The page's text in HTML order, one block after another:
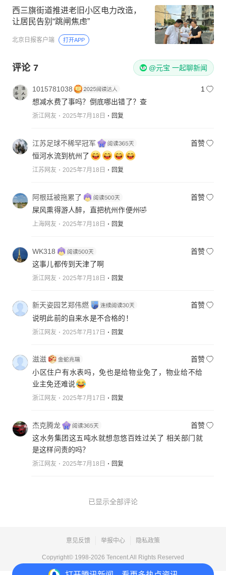
西三旗街道推进老旧小区电力改造，
让居民告别“跳闸焦虑”
北京日报客户端 打开APP
评论 7 @元宝 一起聊新闻
1015781038
1
想减水费了事吗？倒底哪出错了？查
浙江网友 2025年7月18日 回复
江苏足球不稀罕冠军
首赞
恒河水流到杭州了
江苏网友 2025年7月18日 回复
阿根廷被拖累了
首赞
屎风熏得游人醉，直把杭州作便州🤣
上海网友 2025年7月18日 回复
WK318
首赞
这事儿都传到天津了啊
浙江网友 2025年7月18日 回复
新天姿园艺郑伟燃
首赞
说明此前的自来水是不合格的！
浙江网友 2025年7月17日 回复
滋滋
首赞
小区住户有水表吗，免也是给物业免了，物业给不给
业主免还难说
浙江网友 2025年7月17日 回复
杰克腾龙
首赞
这水务集团这五吨水就想忽悠百姓过关了 相关部门就
是这样问责的吗？
浙江网友 2025年7月18日 回复
已显示全部评论
意见反馈 举报中心 隐私政策
Copyright© 1998-2026 Tencent.All Rights Reserved